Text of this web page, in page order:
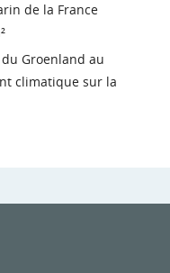
de la France
du Groenland au
climatique sur la